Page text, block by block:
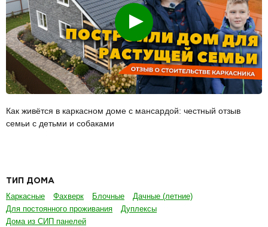
Смотреть
Как живётся в каркасном доме с мансардой: честный отзыв
семьи с детьми и собаками
ТИП ДОМА
Каркасные Фахверк Блочные
Дачные (летние)
Для постоянного проживания
Дуплексы
Дома из СИП панелей